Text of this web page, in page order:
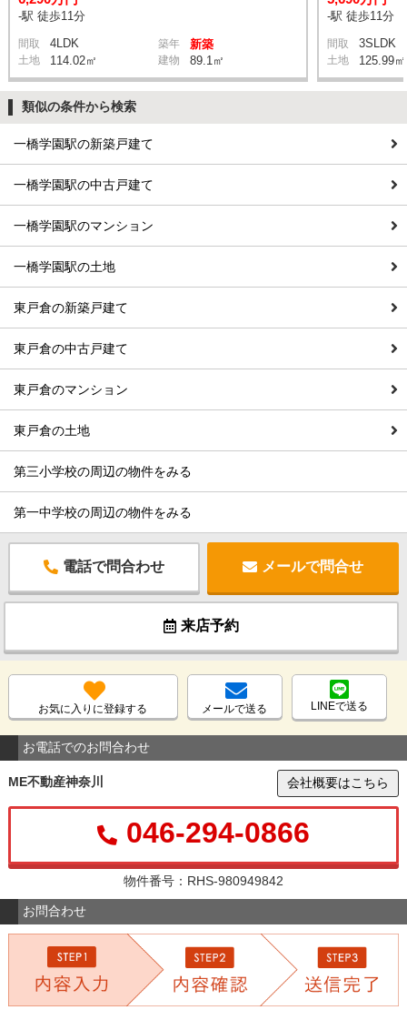
-駅 徒歩11分
間取 4LDK 築年 新築
土地 114.02㎡ 建物 89.1㎡
-駅 徒歩11分
間取 3SLDK
土地 125.99㎡
類似の条件から検索
一橋学園駅の新築戸建て
一橋学園駅の中古戸建て
一橋学園駅のマンション
一橋学園駅の土地
東戸倉の新築戸建て
東戸倉の中古戸建て
東戸倉のマンション
東戸倉の土地
第三小学校の周辺の物件をみる
第一中学校の周辺の物件をみる
電話で問合わせ メールで問合せ
来店予約
お気に入りに登録する メールで送る LINEで送る
お電話でのお問合わせ
ME不動産神奈川 会社概要はこちら
046-294-0866
物件番号：RHS-980949842
お問合わせ